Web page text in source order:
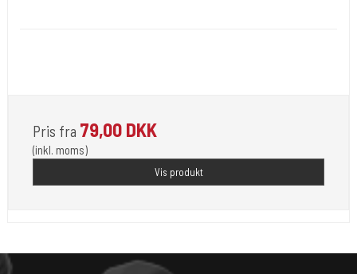
Pris fra 79,00 DKK
(inkl. moms)
Vis produkt